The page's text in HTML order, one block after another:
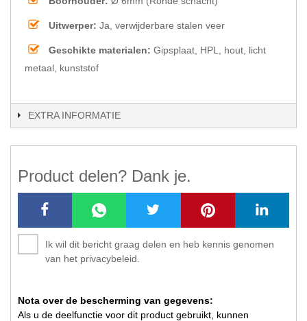
Uitwerper: Ja, verwijderbare stalen veer
Geschikte materialen: Gipsplaat, HPL, hout, licht
metaal, kunststof
EXTRA INFORMATIE
Product delen? Dank je.
Ik wil dit bericht graag delen en heb kennis genomen
van het privacybeleid.
Nota over de bescherming van gegevens:
Als u de deelfunctie voor dit product gebruikt, kunnen